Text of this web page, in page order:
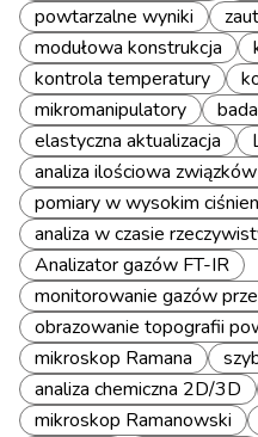
powtarzalne wyniki
modułowa konstrukcja
kontrola temperatury
mikromanipulatory
elastyczna aktualizacja
analiza ilościowa
pomiary w wysokim
analiza w czasie
Analizator gazów FT-IR
monitorowanie gazów
obrazowanie topografii
mikroskop Ramana
analiza chemiczna 2D/3D
mikroskop Ramanowski